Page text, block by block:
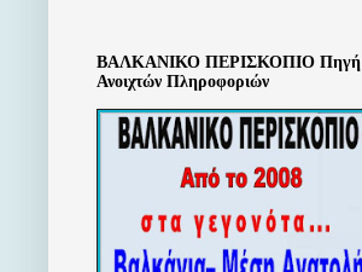
ΒΑΛΚΑΝΙΚΟ ΠΕΡΙΣΚΟΠΙΟ Πηγή
Ανοιχτών Πληροφοριών